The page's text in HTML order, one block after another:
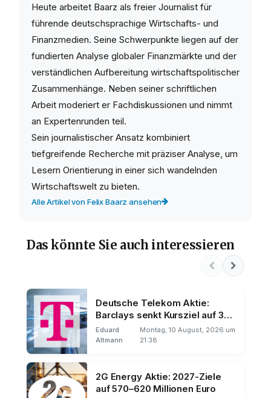
Heute arbeitet Baarz als freier Journalist für
führende deutschsprachige Wirtschafts- und
Finanzmedien. Seine Schwerpunkte liegen auf der
fundierten Analyse globaler Finanzmärkte und der
verständlichen Aufbereitung wirtschaftspolitischer
Zusammenhänge. Neben seiner schriftlichen
Arbeit moderiert er Fachdiskussionen und nimmt
an Expertenrunden teil.
Sein journalistischer Ansatz kombiniert
tiefgreifende Recherche mit präziser Analyse, um
Lesern Orientierung in einer sich wandelnden
Wirtschaftswelt zu bieten.
Alle Artikel von Felix Baarz ansehen
Das könnte Sie auch interessieren
Deutsche Telekom Aktie:
Barclays senkt Kursziel auf 35
Euro
Eduard
Altmann
Montag, 10 August, 2026 um
21:38
2G Energy Aktie: 2027-Ziele
auf 570–620 Millionen Euro